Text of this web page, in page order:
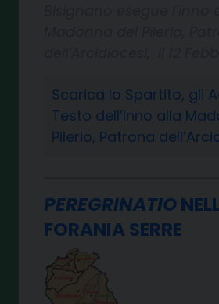
Scarica lo Spartito, gli
Testo dell’Inno alla
Pilerio, Patrona
PEREGRINATIO
FORANIA SERRE